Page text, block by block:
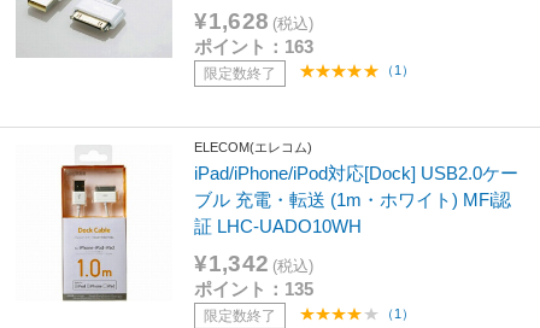
¥1,628 (税込)
ポイント：163
限定数終了 （1）
ELECOM(エレコム)
iPad/iPhone/iPod対応[Dock] USB2.0ケー
ブル 充電・転送 (1m・ホワイト) MFi認
証 LHC-UADO10WH
¥1,342 (税込)
ポイント：135
限定数終了 （1）